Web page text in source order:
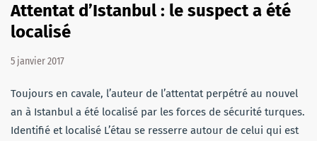
Attentat d’Istanbul : le suspect a été
localisé
5 janvier 2017
Toujours en cavale, l’auteur de l’attentat perpétré au nouvel
an à Istanbul a été localisé par les forces de sécurité turques.
Identifié et localisé L’étau se resserre autour de celui qui est